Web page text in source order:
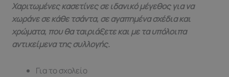
Χαριτωμένες κασετίνες σε ιδανικό μέγεθος για να
χωράνε σε κάθε τσάντα, σε αγαπημένα σχέδια και
χρώματα, που θα ταιριάξετε και με τα υπόλοιπα
αντικείμενα της συλλογής.
Για το σχολείο